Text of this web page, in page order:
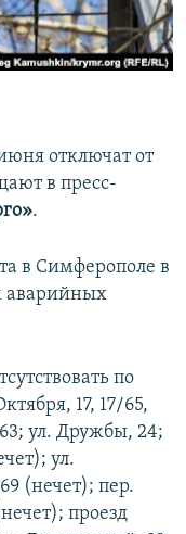
отключат от
в пресс-
.
в Симферополе в
аварийных
по
17, 17/65,
ул. Дружбы, 24;
ул.
(нечет); пер.
проезд